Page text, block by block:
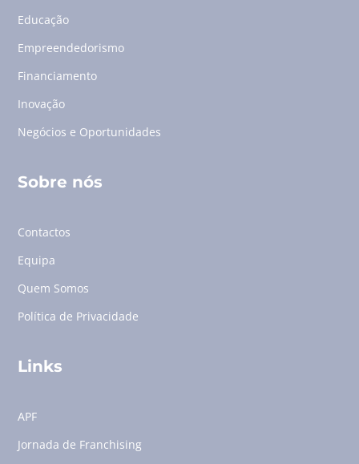
Educação
Empreendedorismo
Financiamento
Inovação
Negócios e Oportunidades
Sobre nós
Contactos
Equipa
Quem Somos
Política de Privacidade
Links
APF
Jornada de Franchising